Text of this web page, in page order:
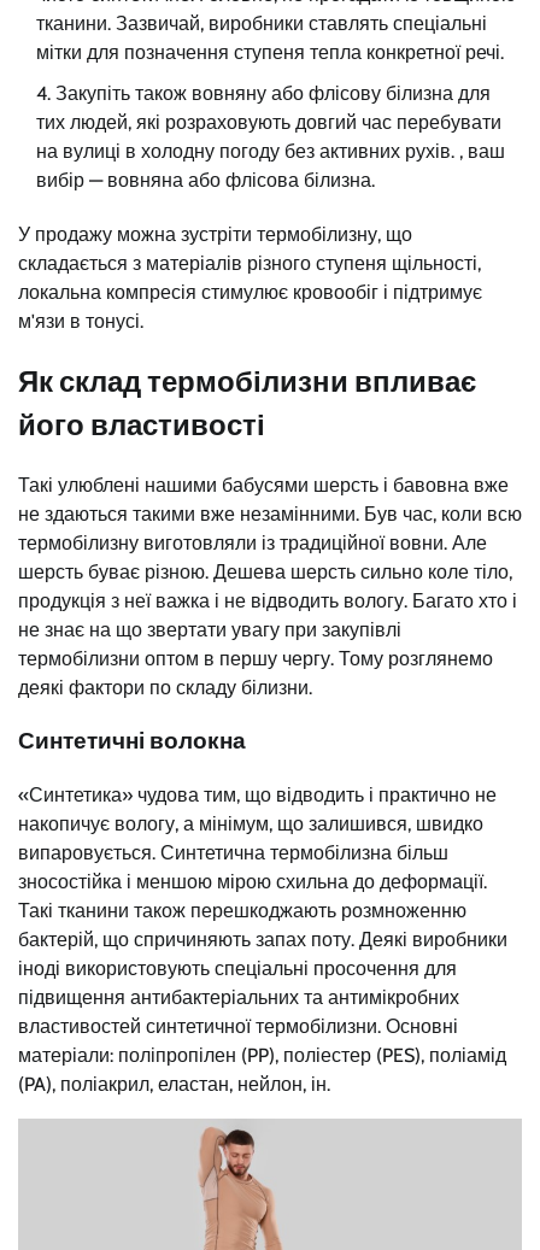
тканини. Зазвичай, виробники ставлять спеціальні
мітки для позначення ступеня тепла конкретної речі.
Закупіть також вовняну або флісову білизна для
тих людей, які розраховують довгий час перебувати
на вулиці в холодну погоду без активних рухів. , ваш
вибір — вовняна або флісова білизна.
У продажу можна зустріти термобілизну, що
складається з матеріалів різного ступеня щільності,
локальна компресія стимулює кровообіг і підтримує
м'язи в тонусі.
Як склад термобілизни впливає
його властивості
Такі улюблені нашими бабусями шерсть і бавовна вже
не здаються такими вже незамінними. Був час, коли всю
термобілизну виготовляли із традиційної вовни. Але
шерсть буває різною. Дешева шерсть сильно коле тіло,
продукція з неї важка і не відводить вологу. Багато хто і
не знає на що звертати увагу при закупівлі
термобілизни оптом в першу чергу. Тому розглянемо
деякі фактори по складу білизни.
Синтетичні волокна
«Синтетика» чудова тим, що відводить і практично не
накопичує вологу, а мінімум, що залишився, швидко
випаровується. Синтетична термобілизна більш
зносостійка і меншою мірою схильна до деформації.
Такі тканини також перешкоджають розмноженню
бактерій, що спричиняють запах поту. Деякі виробники
іноді використовують спеціальні просочення для
підвищення антибактеріальних та антимікробних
властивостей синтетичної термобілизни. Основні
матеріали: поліпропілен (PP), поліестер (PES), поліамід
(PA), поліакрил, еластан, нейлон, ін.